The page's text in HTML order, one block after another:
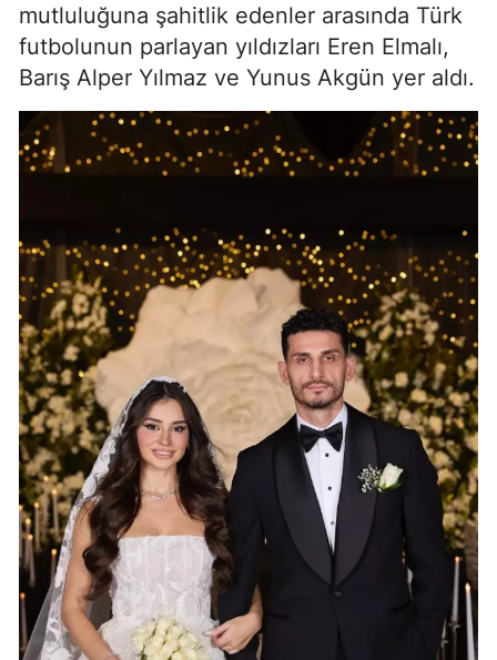
mutluluğuna şahitlik edenler arasında Türk
futbolunun parlayan yıldızları Eren Elmalı,
Barış Alper Yılmaz ve Yunus Akgün yer aldı.